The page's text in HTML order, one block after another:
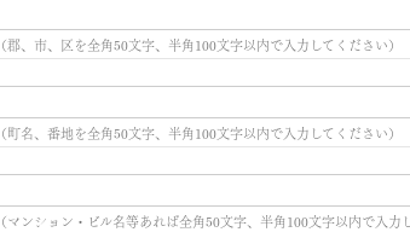
（郡、市、区を全角50文字、半角100文字以内で入力してください）
（町名、番地を全角50文字、半角100文字以内で入力してください）
（マンション・ビル名等あれば全角50文字、半角100文字以内で入力